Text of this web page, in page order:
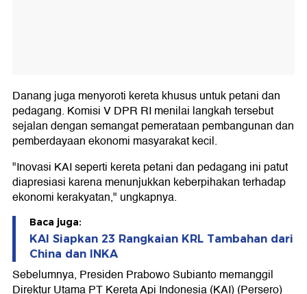
Danang juga menyoroti kereta khusus untuk petani dan
pedagang. Komisi V DPR RI menilai langkah tersebut
sejalan dengan semangat pemerataan pembangunan dan
pemberdayaan ekonomi masyarakat kecil.
"Inovasi KAI seperti kereta petani dan pedagang ini patut
diapresiasi karena menunjukkan keberpihakan terhadap
ekonomi kerakyatan," ungkapnya.
Baca juga:
KAI Siapkan 23 Rangkaian KRL Tambahan dari
China dan INKA
Sebelumnya, Presiden Prabowo Subianto memanggil
Direktur Utama PT Kereta Api Indonesia (KAI) (Persero)